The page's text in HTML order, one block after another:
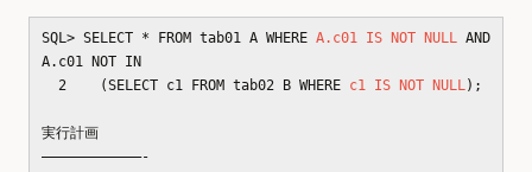
SQL> SELECT * FROM tab01 A WHERE A.c01 IS NOT NULL AND
A.c01 NOT IN
2 (SELECT c1 FROM tab02 B WHERE c1 IS NOT NULL);
実行計画
————————————-